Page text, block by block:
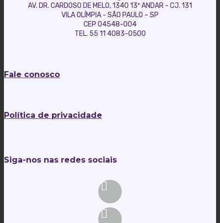
AV. DR. CARDOSO DE MELO, 1340 13º ANDAR - CJ. 131
VILA OLÍMPIA - SÃO PAULO – SP
CEP 04548-004
TEL. 55 11 4083-0500
Fale conosco
Política de privacidade
Siga-nos nas redes sociais